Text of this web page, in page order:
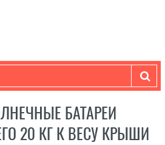
БАТАРЕИ
20 КГ К ВЕСУ КРЫШИ